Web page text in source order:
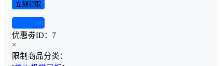
立刻领取
优惠劵ID： 7
×
限制商品分类：